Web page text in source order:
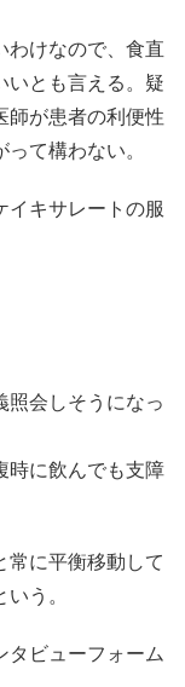
わけなので、食直
いとも言える。疑
師が患者の利便性
て構わない。
イキサレートの服
照会しそうになっ
時に飲んでも支障
常に平衡移動して
う。
タビューフォーム